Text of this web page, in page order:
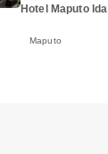
Hotel Maputo lda
Maputo